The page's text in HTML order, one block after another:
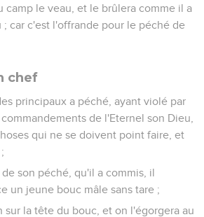
camp le veau, et le brûlera comme il a
; car c'est l'offrande pour le péché de
chef
principaux a péché, ayant violé par
de l'Eternel son Dieu,
qui ne se doivent point faire, et
son péché, qu'il a commis, il
un jeune bouc mâle sans tare ;
sur la tête du bouc, et on l'égorgera au